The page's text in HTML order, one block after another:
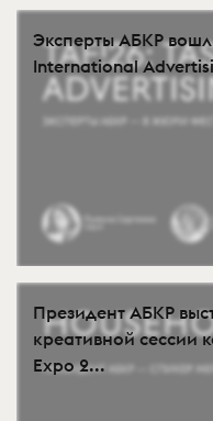
Эксперты АБКР
International
Президент АБКР
креативной сессии
Expo 2...